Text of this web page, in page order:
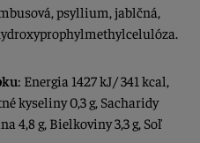
psyllium, jablčná,
: Energia 1427 kJ/ 341 kcal,
kyseliny 0,3 g, Sacharidy
4,8 g, Bielkoviny 3,3 g, Soľ